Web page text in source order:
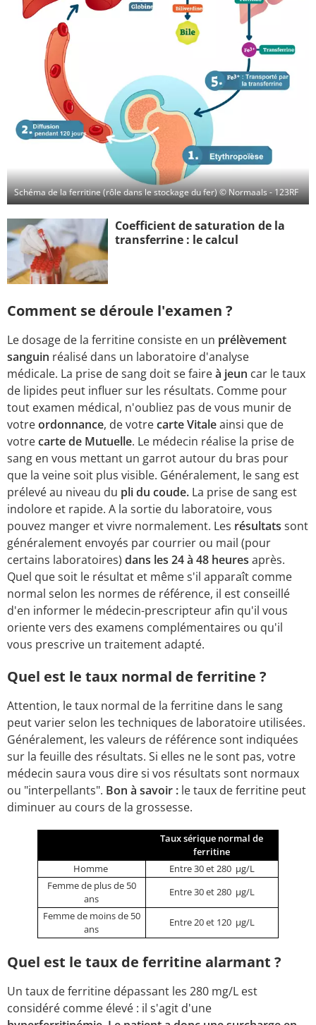
Schéma de la ferritine (rôle dans le stockage du fer)© Normaals - 123RF
Coefficient de saturation de la
transferrine : le calcul
Comment se déroule l'examen ?
Le dosage de la ferritine consiste en un prélèvement
sanguin réalisé dans un laboratoire d'analyse
médicale. La prise de sang doit se faireà jeun car le taux
de lipides peut influer sur les résultats. Comme pour
tout examen médical, n'oubliez pas de vous munir de
votreordonnance, de votrecarte Vitaleainsi que de
votrecarte de Mutuelle. Le médecin réalise la prise de
sang en vous mettant un garrot autour du bras pour
que la veine soit plus visible. Généralement, le sang est
prélevé au niveau du pli du coude. La prise de sang est
indolore et rapide. A la sortie du laboratoire, vous
pouvez manger et vivre normalement. Les résultats sont
généralement envoyés par courrier ou mail (pour
certains laboratoires) dans les 24 à 48 heures après.
Quel que soit le résultat et même s'il apparaît comme
normal selon les normes de référence, il est conseillé
d'en informer le médecin-prescripteur afin qu'il vous
oriente vers des examens complémentaires ou qu'il
vous prescrive un traitement adapté.
Quel est le taux normal de ferritine ?
Attention, le taux normal de la ferritine dans le sang
peut varier selon les techniques de laboratoire utilisées.
Généralement, les valeurs de référence sont indiquées
sur la feuille des résultats. Si elles ne le sont pas, votre
médecin saura vous dire si vos résultats sont normaux
ou "interpellants". Bon à savoir : le taux de ferritine peut
diminuer au cours de la grossesse.
Taux sérique normal de
ferritine
Homme
Entre 30 et 280 µg/L
Femme de plus de 50
ans
Entre 30 et 280 µg/L
Femme de moins de 50
ans
Entre 20 et 120 µg/L
Quel est le taux de ferritine alarmant ?
Un taux de ferritine dépassant les 280 mg/L est
considéré comme élevé : il s'agit d'une